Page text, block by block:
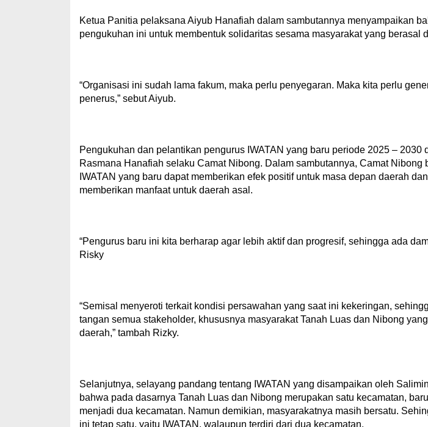
Ketua Panitia pelaksana Aiyub Hanafiah dalam sambutannya menyampaikan
pengukuhan ini untuk membentuk solidaritas sesama masyarakat yang berasal
“Organisasi ini sudah lama fakum, maka perlu penyegaran. Maka kita perlu
penerus,” sebut Aiyub.
Pengukuhan dan pelantikan pengurus IWATAN yang baru periode 2025 – 2030
Rasmana Hanafiah selaku Camat Nibong. Dalam sambutannya, Camat Nibong
IWATAN yang baru dapat memberikan efek positif untuk masa depan daerah
memberikan manfaat untuk daerah asal.
“Pengurus baru ini kita berharap agar lebih aktif dan progresif, sehingga ada
Risky
“Semisal menyeroti terkait kondisi persawahan yang saat ini kekeringan,
tangan semua stakeholder, khususnya masyarakat Tanah Luas dan Nibong
daerah,” tambah Rizky.
Selanjutnya, selayang pandang tentang IWATAN yang disampaikan oleh
bahwa pada dasarnya Tanah Luas dan Nibong merupakan satu kecamatan,
menjadi dua kecamatan. Namun demikian, masyarakatnya masih bersatu.
ini tetap satu, yaitu IWATAN, walaupun terdiri dari dua kecamatan.